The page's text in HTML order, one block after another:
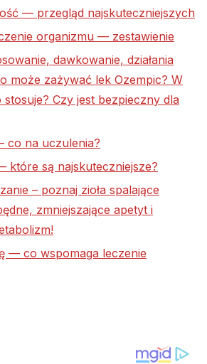
— przegląd najskuteczniejszych
organizmu — zestawienie
dawkowanie, działania
może zażywać lek Ozempic? W
stosuje? Czy jest bezpieczny dla
co na uczulenia?
które są najskuteczniejsze?
– poznaj zioła spalające
zmniejszające apetyt i
— co wspomaga leczenie